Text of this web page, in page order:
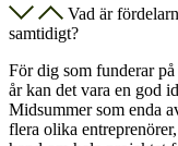
Vad är
samtidigt?
För dig som funderar
år kan det vara en god
Midsummer som enda
flera olika